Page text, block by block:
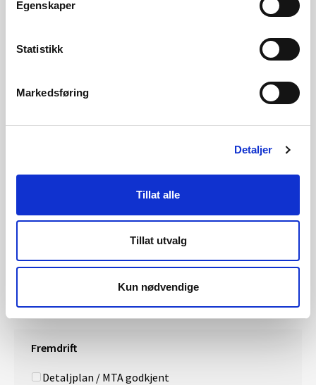
Egenskaper
Statistikk
Markedsføring
Detaljer
Tillat alle
Tillat utvalg
Kun nødvendige
GWh i eit middels vått år, og vil få ein installert effekt på 1,8
MW. Mollaelva vil verta overført til Mollabekken med eit
200 meter langt røyr. Inntaket er planlagt på kote 145 i
Mollabekken, og det er planlagt for ei 500 meter lang
anleggsveg langs røyrgata, og elles vert eksisterande vegar
utbetra og nytta i arbeidet. Det er lagt til rette for å
byggja om lag 100 meter ny veg fram til
kraftstasjonstomta. Kraftverket vil verta plassert ved
fjorden på kote 2. Det er planlagt å sleppe ei
minstevassføring på 38 l/s i perioden 1.5.-30.9. og 23 l/s
resten av året. Minstevassføringa vil verta fordelt mellom
Mollaelva, som vil få mesteparten, og Mollabekken, der det
vil sleppast 7 l/s heile året.
Fremdrift
Detaljplan / MTA godkjent